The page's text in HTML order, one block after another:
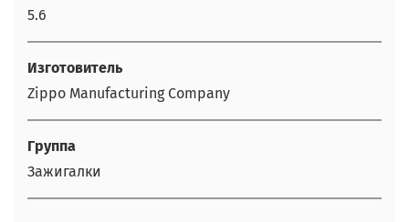
5.6
Изготовитель
Zippo Manufacturing Company
Группа
Зажигалки